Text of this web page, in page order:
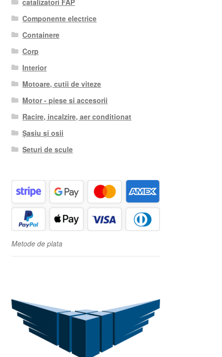
Componente electrice
Containere
Corp
Interior
Motoare, cutii de viteze
Motor - piese si accesorii
Racire, incalzire, aer conditionat
Șasiu și osii
Seturi de scule
Metode de plata